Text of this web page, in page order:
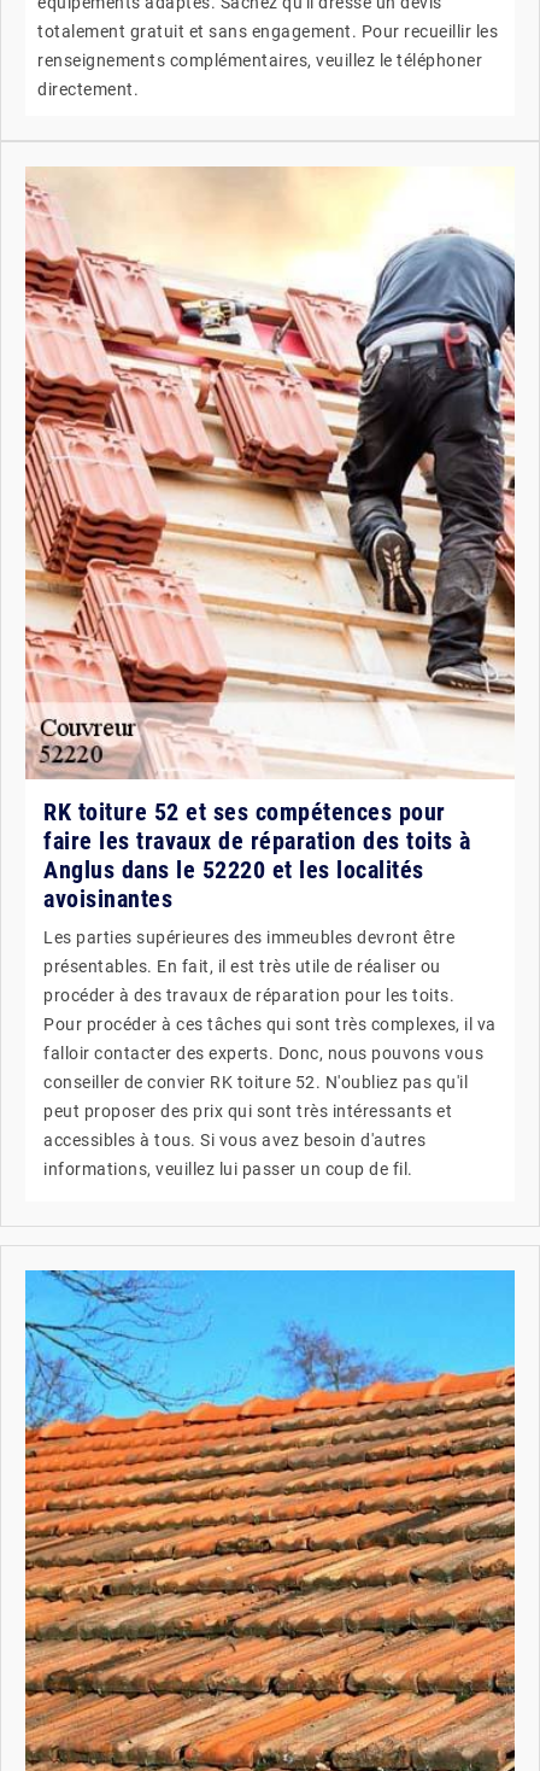
totalement gratuit et sans engagement. Pour recueillir les
renseignements complémentaires, veuillez le téléphoner
directement.
RK toiture 52 et ses compétences pour
faire les travaux de réparation des toits à
Anglus dans le 52220 et les localités
avoisinantes
Les parties supérieures des immeubles devront être
présentables. En fait, il est très utile de réaliser ou
procéder à des travaux de réparation pour les toits.
Pour procéder à ces tâches qui sont très complexes, il va
falloir contacter des experts. Donc, nous pouvons vous
conseiller de convier RK toiture 52. N'oubliez pas qu'il
peut proposer des prix qui sont très intéressants et
accessibles à tous. Si vous avez besoin d'autres
informations, veuillez lui passer un coup de fil.